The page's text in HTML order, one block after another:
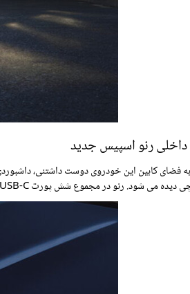
رنو اسپیس جدید